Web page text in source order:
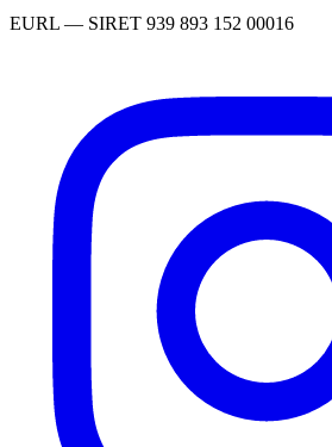
EURL — SIRET 939 893 152 00016